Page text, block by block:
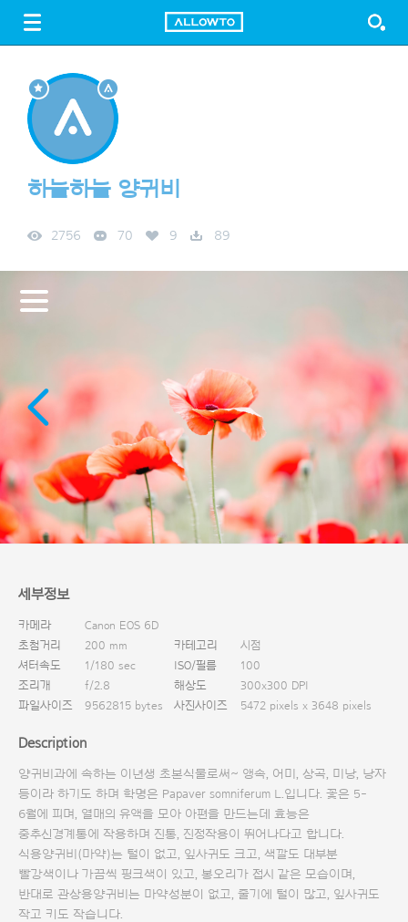
FREE DOWNLOAD
하늘하늘 양귀비
2756 70 9 89
세부정보
카메라
Canon EOS 6D
초첨거리
200 mm 카테고리
시점
셔터속도
1/180 sec ISO/필름
100
조리개
f/2.8 해상도
300x300 DPI
파일사이즈
9562815 bytes 사진사이즈 5472 pixels x 3648 pixels
Description
양귀비과에 속하는 이년생 초본식물로써~ 앵속, 어미, 상곡, 미낭, 낭자
등이라 하기도 하며 학명은 Papaver somniferum L.입니다. 꽃은 5-
6월에 피며, 열매의 유액을 모아 아편을 만드는데 효능은
중추신경계통에 작용하며 진통, 진정작용이 뛰어나다고 합니다.
식용양귀비(마약)는 털이 없고, 잎사귀도 크고, 색깔도 대부분
빨강색이나 가끔씩 핑크색이 있고, 봉오리가 접시 같은 모습이며,
반대로 관상용양귀비는 마약성분이 없고, 줄기에 털이 많고, 잎사귀도
작고 키도 작습니다.